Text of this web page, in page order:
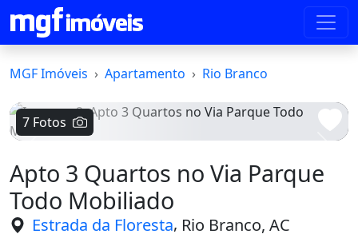
MGF Imóveis Apartamento Rio Branco
7 Fotos
Apto 3 Quartos no Via Parque
Todo Mobiliado
Estrada da Floresta, Rio Branco, AC